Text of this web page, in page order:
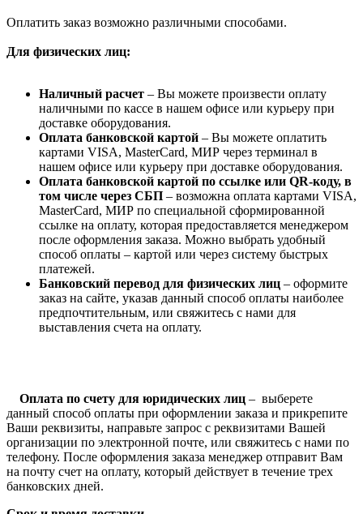
Оплатить заказ возможно различными способами.
Для физических лиц:
Наличный расчет – Вы можете произвести оплату
наличными по кассе в нашем офисе или курьеру при
доставке оборудования.
Оплата банковской картой – Вы можете оплатить
картами VISA, MasterCard, МИР через терминал в
нашем офисе или курьеру при доставке оборудования.
Оплата банковской картой по ссылке или QR-коду, в
том числе через СБП – возможна оплата картами VISA,
MasterCard, МИР по специальной сформированной
ссылке на оплату, которая предоставляется менеджером
после оформления заказа. Можно выбрать удобный
способ оплаты – картой или через систему быстрых
платежей.
Банковский перевод для физических лиц – оформите
заказ на сайте, указав данный способ оплаты наиболее
предпочтительным, или свяжитесь с нами для
выставления счета на оплату.
Оплата по счету для юридических лиц – выберете
данный способ оплаты при оформлении заказа и прикрепите
Ваши реквизиты, направьте запрос с реквизитами Вашей
организации по электронной почте, или свяжитесь с нами по
телефону. После оформления заказа менеджер отправит Вам
на почту счет на оплату, который действует в течение трех
банковских дней.